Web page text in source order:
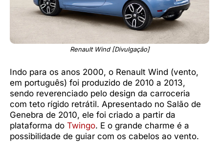
Renault Wind [Divulgação]
Indo para os anos 2000, o Renault Wind (vento,
em português) foi produzido de 2010 a 2013,
sendo reverenciado pelo design da carroceria
com teto rígido retrátil. Apresentado no Salão de
Genebra de 2010, ele foi criado a partir da
plataforma do Twingo. E o grande charme é a
possibilidade de guiar com os cabelos ao vento.